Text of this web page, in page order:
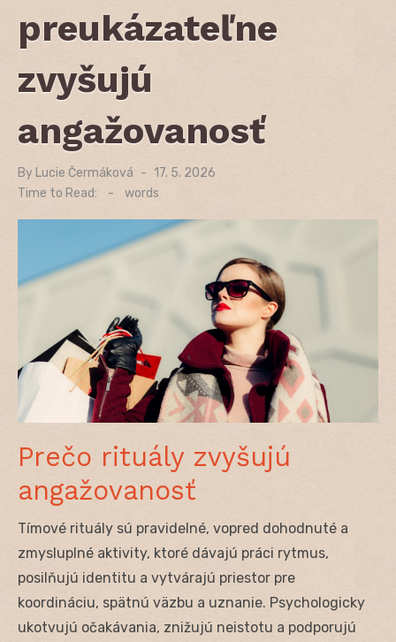
preukázateľne
zvyšujú
angažovanosť
By Lucie Čermáková
Posted
on
17. 5. 2026
Time to Read:
- words
Prečo rituály zvyšujú
angažovanosť
Tímové rituály sú pravidelné, vopred dohodnuté a
zmysluplné aktivity, ktoré dávajú práci rytmus,
posilňujú identitu a vytvárajú priestor pre
koordináciu, spätnú väzbu a uznanie. Psychologicky
ukotvujú očakávania, znižujú neistotu a podporujú